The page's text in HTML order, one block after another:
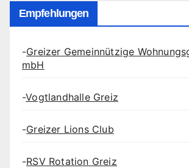
Empfehlungen
-Greizer Gemeinnützige
mbH
-Vogtlandhalle Greiz
-Greizer Lions Club
-RSV Rotation Greiz